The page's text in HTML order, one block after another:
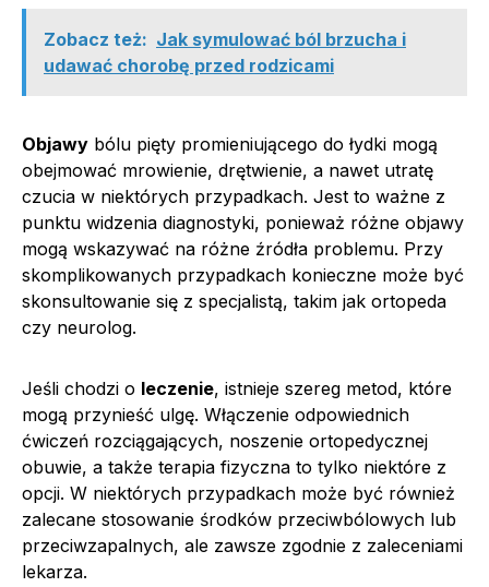
Zobacz też: Jak symulować ból brzucha i
udawać chorobę przed rodzicami
Objawy bólu pięty promieniującego do łydki mogą
obejmować mrowienie, drętwienie, a nawet utratę
czucia w niektórych przypadkach. Jest to ważne z
punktu widzenia diagnostyki, ponieważ różne objawy
mogą wskazywać na różne źródła problemu. Przy
skomplikowanych przypadkach konieczne może być
skonsultowanie się z specjalistą, takim jak ortopeda
czy neurolog.
Jeśli chodzi o leczenie, istnieje szereg metod, które
mogą przynieść ulgę. Włączenie odpowiednich
ćwiczeń rozciągających, noszenie ortopedycznej
obuwie, a także terapia fizyczna to tylko niektóre z
opcji. W niektórych przypadkach może być również
zalecane stosowanie środków przeciwbólowych lub
przeciwzapalnych, ale zawsze zgodnie z zaleceniami
lekarza.